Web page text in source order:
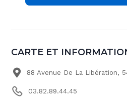
CARTE ET
88 Avenue De La Libération,
03.82.89.44.45